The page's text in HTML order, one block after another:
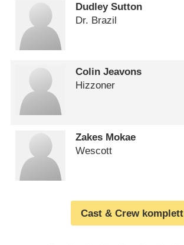
Dudley Sutton
Dr. Brazil
Colin Jeavons
Hizzoner
Zakes Mokae
Wescott
Cast & Crew komplett